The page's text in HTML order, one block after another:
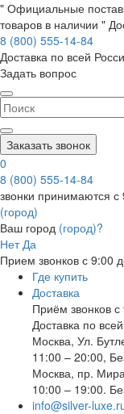
" Официальные
товаров в наличии "
8 (800) 555-14-84
Доставка по всей
Задать вопрос
Заказать звонок
0
8 (800) 555-14-84
звонки принимаются
(город)
Ваш город (город)?
Нет Да
Прием звонков с 9:00
Где купить
Доставка
Приём звонков
Доставка по
Москва, Ул.
11:00 – 20:00,
Москва, пр.
10:00 – 19:00.
info@silver-